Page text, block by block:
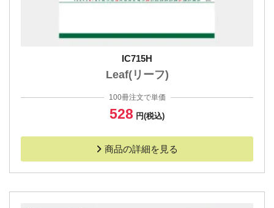
IC715H
Leaf(リーフ)
100冊注文で単価
528 円(税込)
商品の詳細を見る